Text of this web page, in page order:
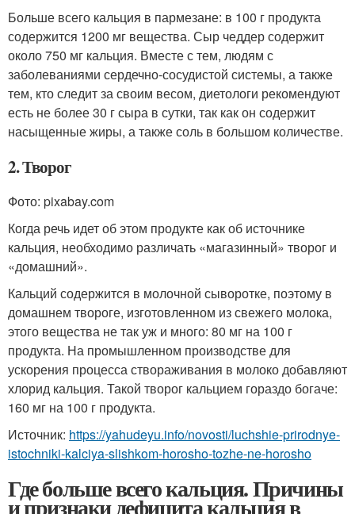
Больше всего кальция в пармезане: в 100 г продукта
содержится 1200 мг вещества. Сыр чеддер содержит
около 750 мг кальция. Вместе с тем, людям с
заболеваниями сердечно-сосудистой системы, а также
тем, кто следит за своим весом, диетологи рекомендуют
есть не более 30 г сыра в сутки, так как он содержит
насыщенные жиры, а также соль в большом количестве.
2. Творог
Фото: pixabay.com
Когда речь идет об этом продукте как об источнике
кальция, необходимо различать «магазинный» творог и
«домашний».
Кальций содержится в молочной сыворотке, поэтому в
домашнем твороге, изготовленном из свежего молока,
этого вещества не так уж и много: 80 мг на 100 г
продукта. На промышленном производстве для
ускорения процесса створаживания в молоко добавляют
хлорид кальция. Такой творог кальцием гораздо богаче:
160 мг на 100 г продукта.
Источник: https://yahudeyu.info/novosti/luchshie-prirodnye-
istochniki-kalciya-slishkom-horosho-tozhe-ne-horosho
Где больше всего кальция. Причины
и признаки дефицита кальция в